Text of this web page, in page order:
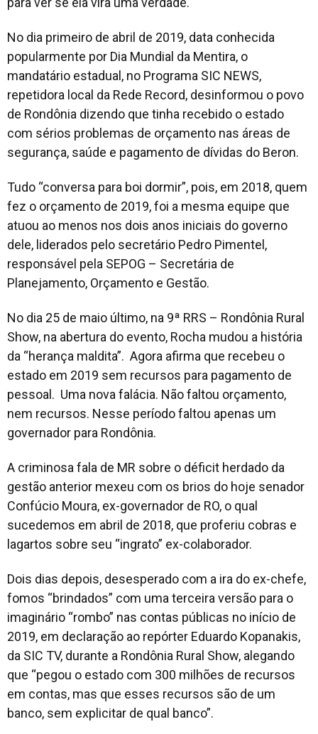
No dia primeiro de abril de 2019, data conhecida
popularmente por Dia Mundial da Mentira, o
mandatário estadual, no Programa SIC NEWS,
repetidora local da Rede Record, desinformou o povo
de Rondônia dizendo que tinha recebido o estado
com sérios problemas de orçamento nas áreas de
segurança, saúde e pagamento de dívidas do Beron.
Tudo “conversa para boi dormir”, pois, em 2018, quem
fez o orçamento de 2019, foi a mesma equipe que
atuou ao menos nos dois anos iniciais do governo
dele, liderados pelo secretário Pedro Pimentel,
responsável pela SEPOG – Secretária de
Planejamento, Orçamento e Gestão.
No dia 25 de maio último, na 9ª RRS – Rondônia Rural
Show, na abertura do evento, Rocha mudou a história
da “herança maldita”. Agora afirma que recebeu o
estado em 2019 sem recursos para pagamento de
pessoal. Uma nova falácia. Não faltou orçamento,
nem recursos. Nesse período faltou apenas um
governador para Rondônia.
A criminosa fala de MR sobre o déficit herdado da
gestão anterior mexeu com os brios do hoje senador
Confúcio Moura, ex-governador de RO, o qual
sucedemos em abril de 2018, que proferiu cobras e
lagartos sobre seu “ingrato” ex-colaborador.
Dois dias depois, desesperado com a ira do ex-chefe,
fomos “brindados” com uma terceira versão para o
imaginário “rombo” nas contas públicas no início de
2019, em declaração ao repórter Eduardo Kopanakis,
da SIC TV, durante a Rondônia Rural Show, alegando
que “pegou o estado com 300 milhões de recursos
em contas, mas que esses recursos são de um
banco, sem explicitar de qual banco”.